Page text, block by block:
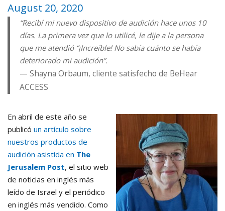
August 20, 2020
“Recibí mi nuevo dispositivo de audición hace unos 10
días. La primera vez que lo utilicé, le dije a la persona
que me atendió “¡Increíble! No sabía cuánto se había
deteriorado mi audición”.
Shayna Orbaum, cliente satisfecho de BeHear
ACCESS
En abril de este año se
publicó un artículo sobre
nuestros productos de
audición asistida en The
Jerusalem Post, el sitio web
de noticias en inglés más
leído de Israel y el periódico
en inglés más vendido. Como